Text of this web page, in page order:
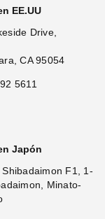
EE.UU
Drive,
CA 95054
5611
Japón
F1, 1-
Minato-